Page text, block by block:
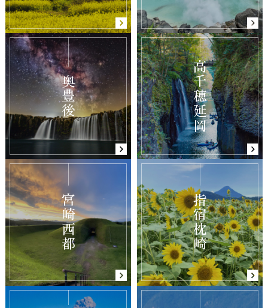
奥豊後 高千穂延岡
宮崎西都 指宿枕崎